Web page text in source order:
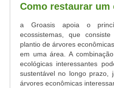
Como restaurar um
a Groasis apoia o
ecossistemas, que
plantio de árvores
em uma área. A
ecológicas interessantes
sustentável no longo prazo,
árvores econômicas